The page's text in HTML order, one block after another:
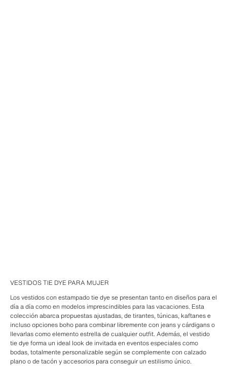
VESTIDOS TIE DYE PARA MUJER
Los vestidos con estampado tie dye se presentan tanto en diseños para el
día a día como en modelos imprescindibles para las vacaciones. Esta
colección abarca propuestas ajustadas, de tirantes, túnicas, kaftanes e
incluso opciones boho para combinar libremente con jeans y cárdigans o
llevarlas como elemento estrella de cualquier outfit. Además, el vestido
tie dye forma un ideal look de invitada en eventos especiales como
bodas, totalmente personalizable según se complemente con calzado
plano o de tacón y accesorios para conseguir un estilismo único.